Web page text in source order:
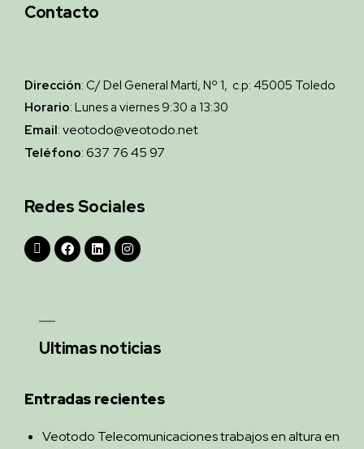
Contacto
Dirección: C/ Del General Martí, Nº 1, c.p: 45005 Toledo
Horario: Lunes a viernes 9:30 a 13:30
Email: veotodo@veotodo.net
Teléfono: 637 76 45 97
Redes Sociales
Ultimas noticias
Entradas recientes
Veotodo Telecomunicaciones trabajos en altura en